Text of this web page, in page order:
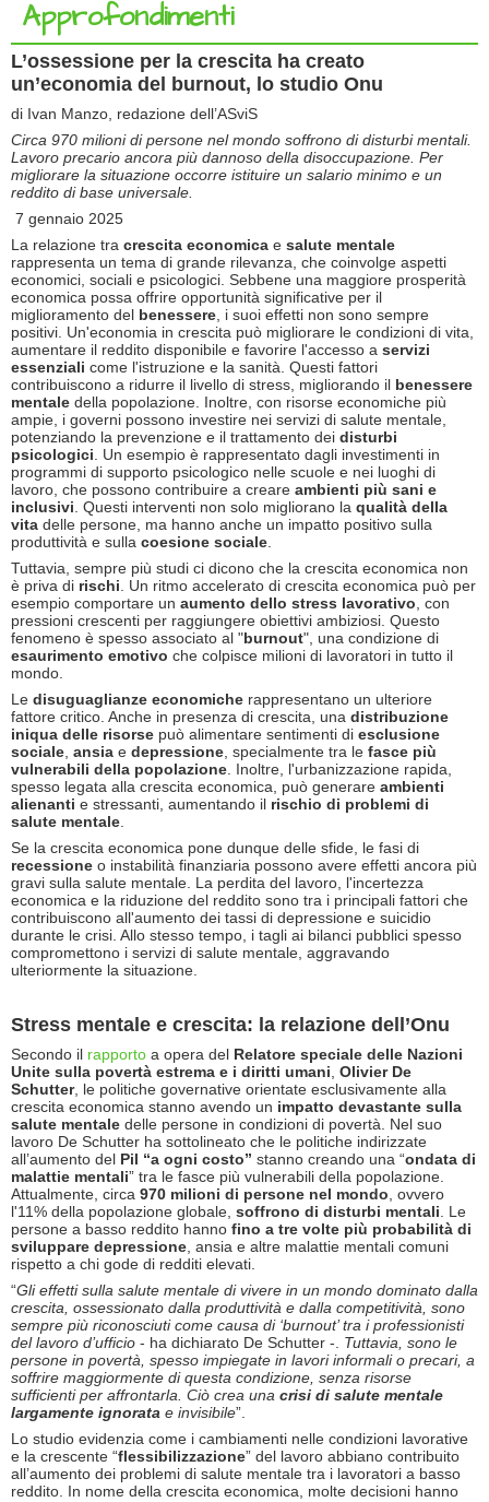
Approfondimenti
L’ossessione per la crescita ha creato
un’economia del burnout, lo studio Onu
di Ivan Manzo, redazione dell’ASviS
Circa 970 milioni di persone nel mondo soffrono di disturbi mentali.
Lavoro precario ancora più dannoso della disoccupazione. Per
migliorare la situazione occorre istituire un salario minimo e un
reddito di base universale.
7 gennaio 2025
La relazione tra crescita economica e salute mentale
rappresenta un tema di grande rilevanza, che coinvolge aspetti
economici, sociali e psicologici. Sebbene una maggiore prosperità
economica possa offrire opportunità significative per il
miglioramento del benessere , i suoi effetti non sono sempre
positivi. Un'economia in crescita può migliorare le condizioni di vita,
aumentare il reddito disponibile e favorire l'accesso a servizi
essenziali come l'istruzione e la sanità. Questi fattori
contribuiscono a ridurre il livello di stress, migliorando il benessere
mentale della popolazione. Inoltre, con risorse economiche più
ampie, i governi possono investire nei servizi di salute mentale,
potenziando la prevenzione e il trattamento dei disturbi
psicologici . Un esempio è rappresentato dagli investimenti in
programmi di supporto psicologico nelle scuole e nei luoghi di
lavoro, che possono contribuire a creare ambienti più sani e
inclusivi . Questi interventi non solo migliorano la qualità della
vita delle persone, ma hanno anche un impatto positivo sulla
produttività e sulla coesione sociale
Tuttavia, sempre più studi ci dicono che la crescita economica non
è priva di rischi . Un ritmo accelerato di crescita economica può per
esempio comportare un aumento dello stress lavorativo , con
pressioni crescenti per raggiungere obiettivi ambiziosi. Questo
fenomeno è spesso associato al "burnout", una condizione di
esaurimento emotivo che colpisce milioni di lavoratori in tutto il
mondo.
Le disuguaglianze economiche rappresentano un ulteriore
fattore critico. Anche in presenza di crescita, una distribuzione
iniqua delle risorse può alimentare sentimenti di esclusione
sociale ansia e depressione , specialmente tra le fasce più
vulnerabili della popolazione . Inoltre, l'urbanizzazione rapida,
spesso legata alla crescita economica, può generare ambienti
alienanti e stressanti, aumentando il rischio di problemi di
salute mentale
Se la crescita economica pone dunque delle sfide, le fasi di
recessione o instabilità finanziaria possono avere effetti ancora più
gravi sulla salute mentale. La perdita del lavoro, l'incertezza
economica e la riduzione del reddito sono tra i principali fattori che
contribuiscono all'aumento dei tassi di depressione e suicidio
durante le crisi. Allo stesso tempo, i tagli ai bilanci pubblici spesso
compromettono i servizi di salute mentale, aggravando
ulteriormente la situazione.
Stress mentale e crescita: la relazione dell’Onu
Secondo il rapporto a opera del Relatore speciale delle Nazioni
Unite sulla povertà estrema e i diritti umani Olivier De
Schutter, le politiche governative orientate esclusivamente alla
crescita economica stanno avendo un impatto devastante sulla
salute mentale delle persone in condizioni di povertà. Nel suo
lavoro De Schutter ha sottolineato che le politiche indirizzate
all’aumento del Pil “a ogni costo” stanno creando una “ondata di
malattie mentali” tra le fasce più vulnerabili della popolazione.
Attualmente, circa 970 milioni di persone nel mondo , ovvero
l'11% della popolazione globale, soffrono di disturbi mentali . Le
persone a basso reddito hanno fino a tre volte più probabilità di
sviluppare depressione , ansia e altre malattie mentali comuni
rispetto a chi gode di redditi elevati.
“Gli effetti sulla salute mentale di vivere in un mondo dominato dalla
crescita, ossessionato dalla produttività e dalla competitività, sono
sempre più riconosciuti come causa di ‘burnout’ tra i professionisti
del lavoro d’ufficio - ha dichiarato De Schutter -. Tuttavia, sono le
persone in povertà, spesso impiegate in lavori informali o precari, a
soffrire maggiormente di questa condizione, senza risorse
sufficienti per affrontarla. Ciò crea una crisi di salute mentale
largamente ignorata e invisibile”.
Lo studio evidenzia come i cambiamenti nelle condizioni lavorative
e la crescente “flessibilizzazione” del lavoro abbiano contribuito
all’aumento dei problemi di salute mentale tra i lavoratori a basso
reddito. In nome della crescita economica, molte decisioni hanno